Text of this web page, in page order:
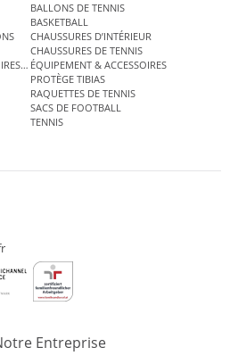
BALLONS DE TENNIS
BASKETBALL
CHAUSSURES D’INTÉRIEUR
CHAUSSURES DE TENNIS
DE TENNIS
ÉQUIPEMENT & ACCESSOIRES
PROTÈGE TIBIAS
RAQUETTES DE TENNIS
SACS DE FOOTBALL
TENNIS
Entreprise